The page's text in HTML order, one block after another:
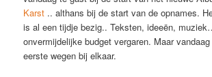
Karst .. althans bij de start van de opnames.
is al een tijdje bezig.. Teksten, ideeën,
onvermijdelijke budget vergaren. Maar
eerste wegen bij elkaar.